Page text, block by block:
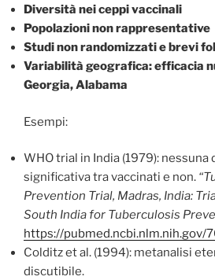
Diversità nei ceppi vaccinali
Popolazioni non rappresentative
Studi non randomizzati e brevi
Variabilità geografica: efficacia
Georgia, Alabama
Esempi:
WHO trial in India (1979): nessuna
significativa tra vaccinati e non.
Prevention Trial, Madras, India:
South India for Tuberculosis
https://pubmed.ncbi.nlm.nih.gov/
Colditz et al. (1994): metanalisi
discutibile.